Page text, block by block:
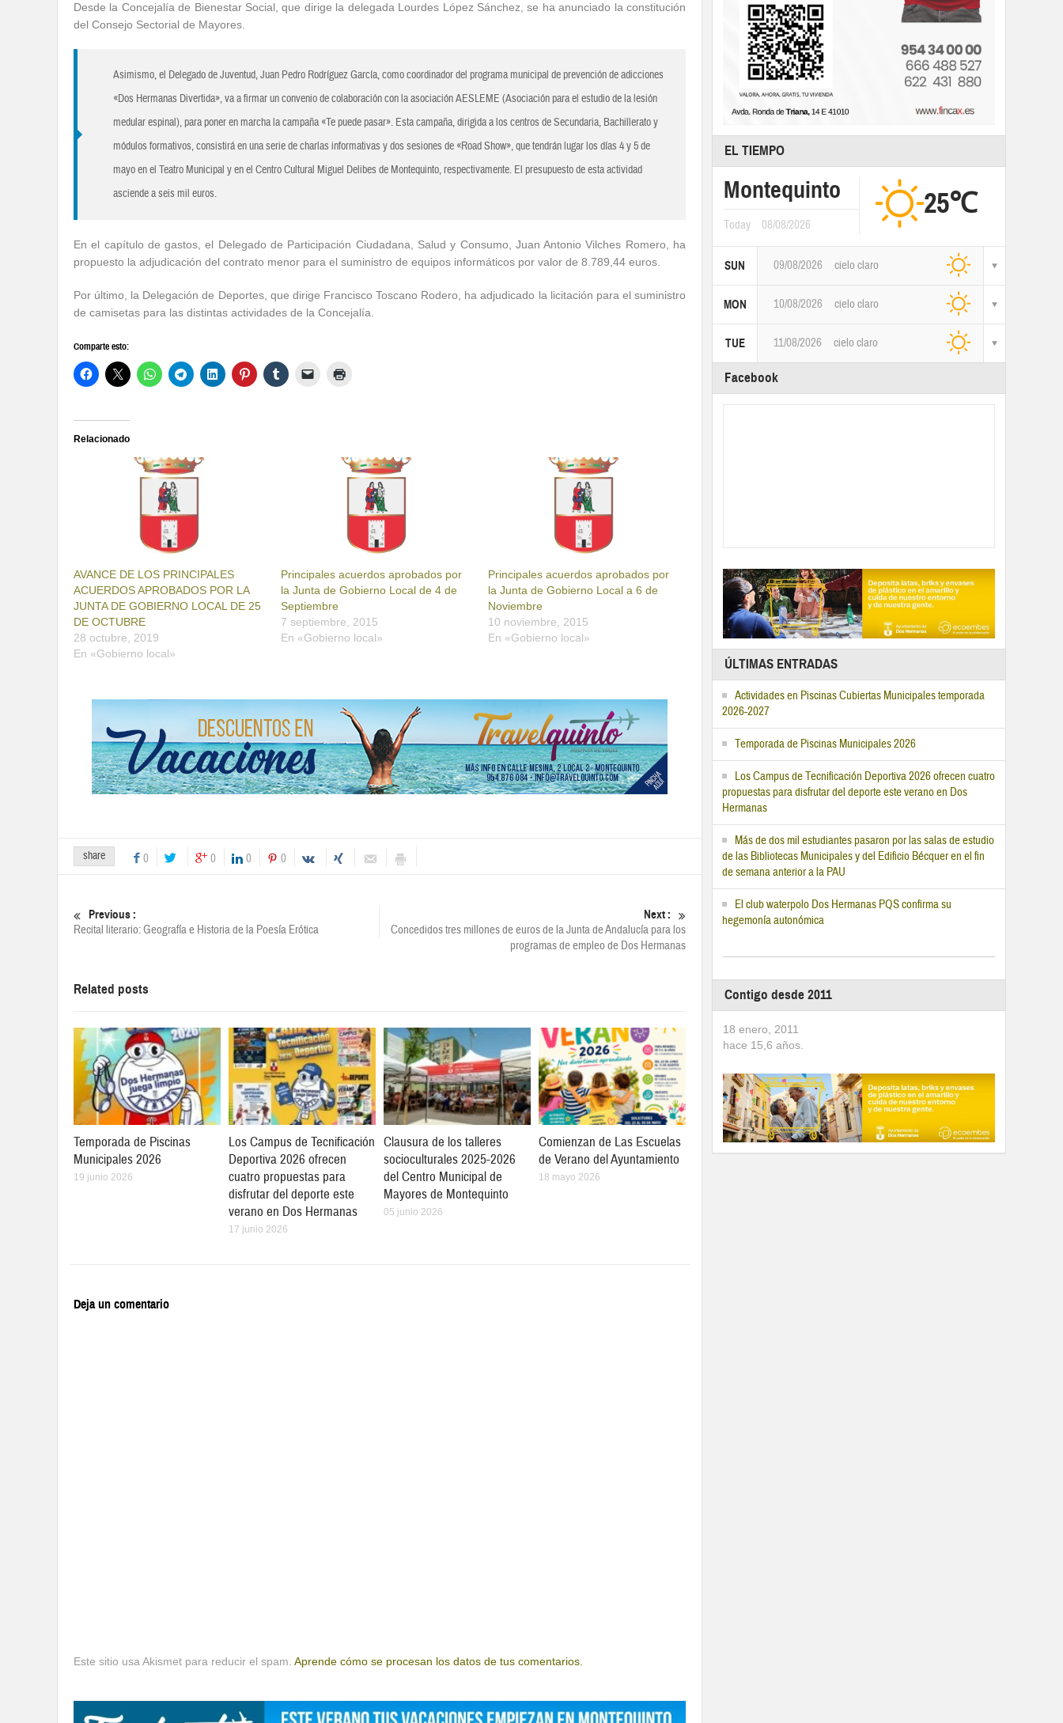
Desde la Concejalía de Bienestar Social, que dirige la delegada Lourdes López Sánchez, se ha anunciado la constitución
del Consejo Sectorial de Mayores.
Asimismo, el Delegado de Juventud, Juan Pedro Rodríguez García, como coordinador del programa municipal de prevención de adicciones
«Dos Hermanas Divertida», va a firmar un convenio de colaboración con la asociación AESLEME (Asociación para el estudio de la lesión
medular espinal), para poner en marcha la campaña «Te puede pasar». Esta campaña, dirigida a los centros de Secundaria, Bachillerato y
módulos formativos, consistirá en una serie de charlas informativas y dos sesiones de «Road Show», que tendrán lugar los días 4 y 5 de
mayo en el Teatro Municipal y en el Centro Cultural Miguel Delibes de Montequinto, respectivamente. El presupuesto de esta actividad
asciende a seis mil euros.
En el capítulo de gastos, el Delegado de Participación Ciudadana, Salud y Consumo, Juan Antonio Vilches Romero, ha
propuesto la adjudicación del contrato menor para el suministro de equipos informáticos por valor de 8.789,44 euros.
Por último, la Delegación de Deportes, que dirige Francisco Toscano Rodero, ha adjudicado la licitación para el suministro
de camisetas para las distintas actividades de la Concejalía.
Comparte esto:
Relacionado
AVANCE DE LOS PRINCIPALES
ACUERDOS APROBADOS POR LA
JUNTA DE GOBIERNO LOCAL DE 25
DE OCTUBRE
28 octubre, 2019
En «Gobierno local»
Principales acuerdos aprobados por
la Junta de Gobierno Local de 4 de
Septiembre
7 septiembre, 2015
En «Gobierno local»
Principales acuerdos aprobados por
la Junta de Gobierno Local a 6 de
Noviembre
10 noviembre, 2015
En «Gobierno local»
share 0 0 0 0
Previous :
Recital literario: Geografía e Historia de la Poesía Erótica
Next :
Concedidos tres millones de euros de la Junta de Andalucía para los
programas de empleo de Dos Hermanas
Related posts
Temporada de Piscinas
Municipales 2026
19 junio 2026
Los Campus de Tecnificación
Deportiva 2026 ofrecen
cuatro propuestas para
disfrutar del deporte este
verano en Dos Hermanas
17 junio 2026
Clausura de los talleres
socioculturales 2025-2026
del Centro Municipal de
Mayores de Montequinto
05 junio 2026
Comienzan de Las Escuelas
de Verano del Ayuntamiento
18 mayo 2026
Deja un comentario
Este sitio usa Akismet para reducir el spam. Aprende cómo se procesan los datos de tus comentarios.
EL TIEMPO
Montequinto
Today 08/08/2026
25℃
SUN 09/08/2026 cielo claro
MON 10/08/2026 cielo claro
TUE 11/08/2026 cielo claro
Facebook
ÚLTIMAS ENTRADAS
Actividades en Piscinas Cubiertas Municipales temporada
2026-2027
Temporada de Piscinas Municipales 2026
Los Campus de Tecnificación Deportiva 2026 ofrecen cuatro
propuestas para disfrutar del deporte este verano en Dos
Hermanas
Más de dos mil estudiantes pasaron por las salas de estudio
de las Bibliotecas Municipales y del Edificio Bécquer en el fin
de semana anterior a la PAU
El club waterpolo Dos Hermanas PQS confirma su
hegemonía autonómica
Contigo desde 2011
18 enero, 2011
hace 15,6 años.